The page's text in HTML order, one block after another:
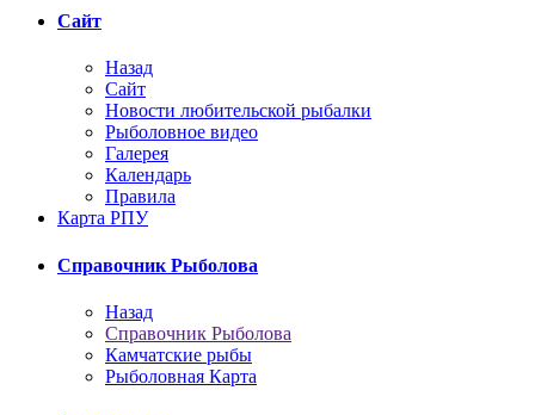
Сайт
Назад
Сайт
Новости любительской рыбалки
Рыболовное видео
Галерея
Календарь
Правила
Карта РПУ
Справочник Рыболова
Назад
Справочник Рыболова
Камчатские рыбы
Рыболовная Карта